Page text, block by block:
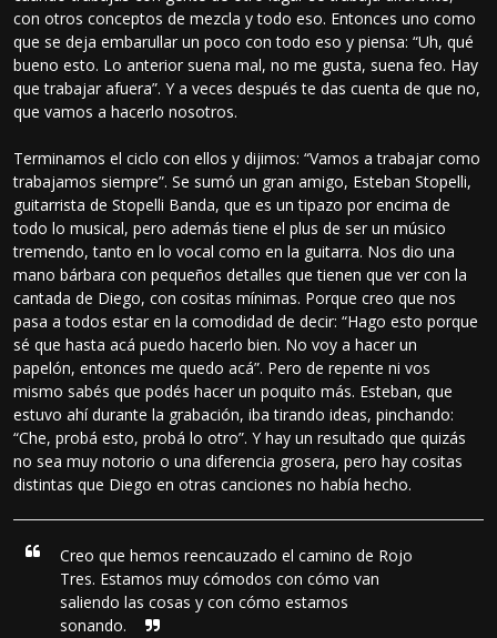
con otros conceptos de mezcla y todo eso. Entonces uno como
que se deja embarullar un poco con todo eso y piensa: “Uh, qué
bueno esto. Lo anterior suena mal, no me gusta, suena feo. Hay
que trabajar afuera”. Y a veces después te das cuenta de que no,
que vamos a hacerlo nosotros.
Terminamos el ciclo con ellos y dijimos: “Vamos a trabajar como
trabajamos siempre”. Se sumó un gran amigo, Esteban Stopelli,
guitarrista de Stopelli Banda, que es un tipazo por encima de
todo lo musical, pero además tiene el plus de ser un músico
tremendo, tanto en lo vocal como en la guitarra. Nos dio una
mano bárbara con pequeños detalles que tienen que ver con la
cantada de Diego, con cositas mínimas. Porque creo que nos
pasa a todos estar en la comodidad de decir: “Hago esto porque
sé que hasta acá puedo hacerlo bien. No voy a hacer un
papelón, entonces me quedo acá”. Pero de repente ni vos
mismo sabés que podés hacer un poquito más. Esteban, que
estuvo ahí durante la grabación, iba tirando ideas, pinchando:
“Che, probá esto, probá lo otro”. Y hay un resultado que quizás
no sea muy notorio o una diferencia grosera, pero hay cositas
distintas que Diego en otras canciones no había hecho.
Creo que hemos reencauzado el camino de Rojo
Tres. Estamos muy cómodos con cómo van
saliendo las cosas y con cómo estamos
sonando.